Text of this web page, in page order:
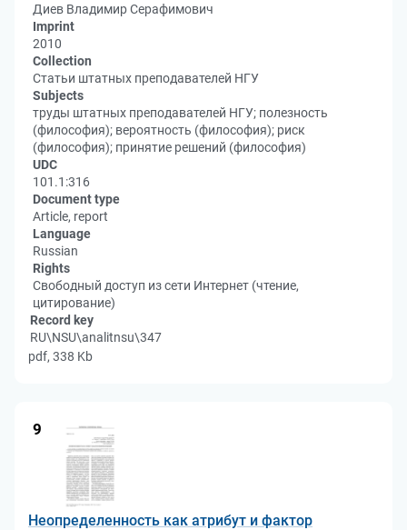
Диев Владимир Серафимович
Imprint
2010
Collection
Статьи штатных преподавателей НГУ
Subjects
труды штатных преподавателей НГУ; полезность
(философия); вероятность (философия); риск
(философия); принятие решений (философия)
UDC
101.1:316
Document type
Article, report
Language
Russian
Rights
Свободный доступ из сети Интернет (чтение,
цитирование)
Record key
RU\NSU\analitnsu\347
pdf, 338 Kb
9
Неопределенность как атрибут и фактор